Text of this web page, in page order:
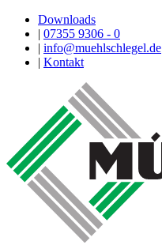
Downloads
| 07355 9306 - 0
| info@muehlschlegel.de
| Kontakt